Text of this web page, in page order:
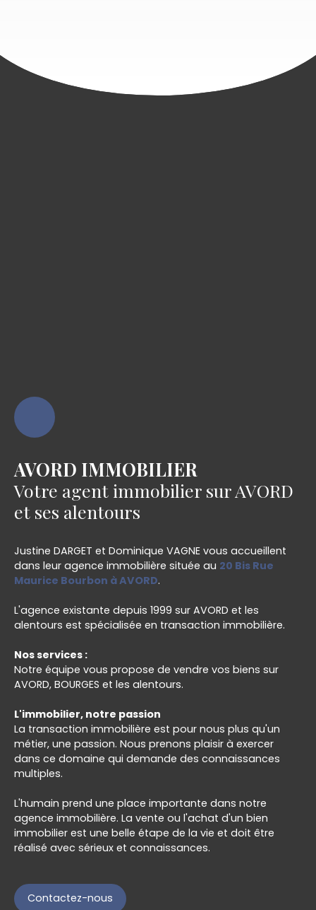
AVORD IMMOBILIER
Votre agent immobilier sur AVORD
et ses alentours
Justine DARGET et Dominique VAGNE vous accueillent
dans leur agence immobilière située au 20 Bis Rue
Maurice Bourbon à AVORD.
L'agence existante depuis 1999 sur AVORD et les
alentours est spécialisée en transaction immobilière.
Nos services :
Notre équipe vous propose de vendre vos biens sur
AVORD, BOURGES et les alentours.
L'immobilier, notre passion
La transaction immobilière est pour nous plus qu'un
métier, une passion. Nous prenons plaisir à exercer
dans ce domaine qui demande des connaissances
multiples.
L'humain prend une place importante dans notre
agence immobilière. La vente ou l'achat d'un bien
immobilier est une belle étape de la vie et doit être
réalisé avec sérieux et connaissances.
Contactez-nous